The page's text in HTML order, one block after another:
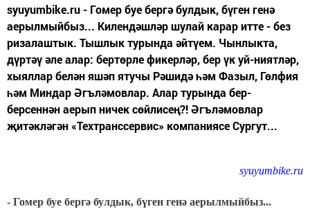
syuyumbike.ru - Гомер буе бергә булдык, бүген генә
аерылмыйбыз... Килендәшләр шулай карар итте - без
ризалаштык. Тышлык турында әйтүем. Чынлыкта,
дүртәү әле алар: бертөрле фикерләр, бер үк уй-ниятләр,
хыяллар белән яшәп ятучы Рәшидә һәм Фазыл, Гөлфия
һәм Миндар Әгъләмовлар. Алар турында бер-
берсеннән аерып ничек сөйлисең?! Әгъләмовлар
җитәкләгән «Техтранссервис» компаниясе Сургут...
syuyumbike.ru
- Гомер буе бергә булдык, бүген генә аерылмыйбыз...